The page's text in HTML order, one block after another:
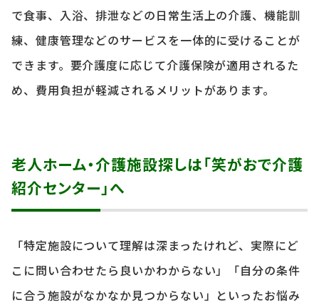
で食事、入浴、排泄などの日常生活上の介護、機能訓
練、健康管理などのサービスを一体的に受けることが
できます。要介護度に応じて介護保険が適用されるた
め、費用負担が軽減されるメリットがあります。
老人ホーム・介護施設探しは「笑がおで介護
紹介センター」へ
「特定施設について理解は深まったけれど、実際にど
こに問い合わせたら良いかわからない」「自分の条件
に合う施設がなかなか見つからない」といったお悩み